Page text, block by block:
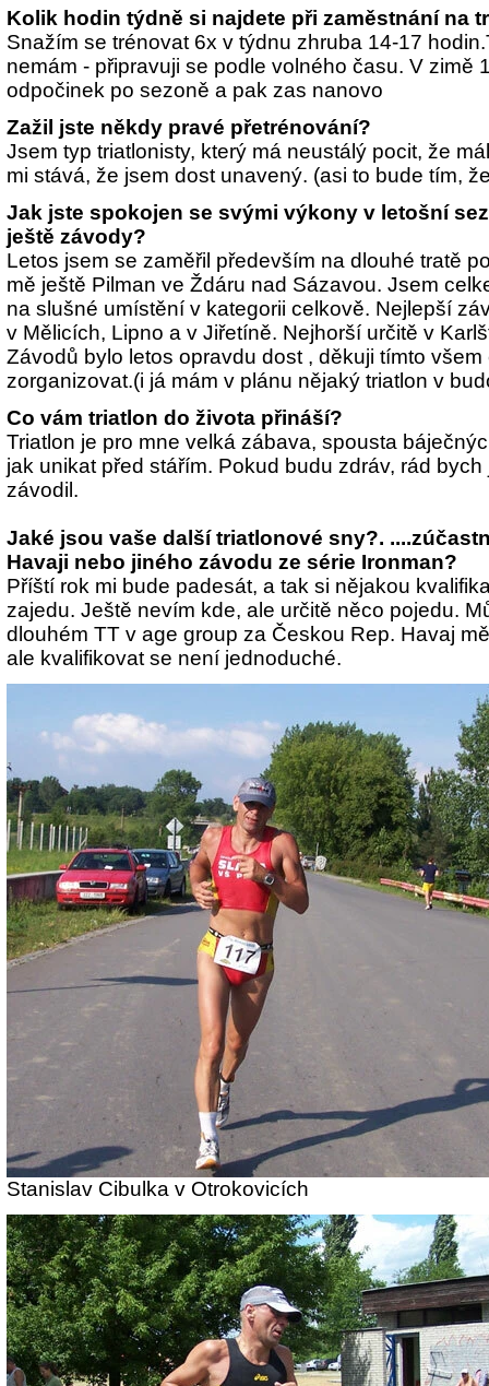
Kolik hodin týdně si najdete při zaměstnání na
Snažím se trénovat 6x v týdnu zhruba 14-17
nemám - připravuji se podle volného času. V zimě
odpočinek po sezoně a pak zas nanovo
Zažil jste někdy pravé přetrénování?
Jsem typ triatlonisty, který má neustálý pocit, že
mi stává, že jsem dost unavený. (asi to bude tím,
Jak jste spokojen se svými výkony v letošní
ještě závody?
Letos jsem se zaměřil především na dlouhé tratě
mě ještě Pilman ve Ždáru nad Sázavou. Jsem
na slušné umístění v kategorii celkově. Nejlepší
v Mělicích, Lipno a v Jiřetíně. Nejhorší určitě v
Závodů bylo letos opravdu dost , děkuji tímto
zorganizovat.(i já mám v plánu nějaký triatlon v
Co vám triatlon do života přináší?
Triatlon je pro mne velká zábava, spousta
jak unikat před stářím. Pokud budu zdráv, rád
závodil.
Jaké jsou vaše další triatlonové sny?.
Havaji nebo jiného závodu ze série Ironman?
Příští rok mi bude padesát, a tak si nějakou
zajedu. Ještě nevím kde, ale určitě něco pojedu.
dlouhém TT v age group za Českou Rep. Havaj
ale kvalifikovat se není jednoduché.
Stanislav Cibulka v Otrokovicích